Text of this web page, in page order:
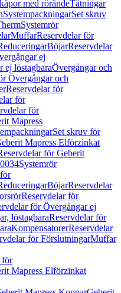
med rörändeTätningar
SystempackningarSet skruv
Systemrör
MuffarReservdelar för
BöjarReservdelar
ej
ej löstagbaraÖvergångar och
Övergångar och
Reservdelar för
för
för
Mapress
Set skruv för
Mapress Elförzinkat
för Geberit
Systemrör
BöjarReservdelar
Reservdelar för
för Övergångar ej
löstagbaraReservdelar för
KompensatorerReservdelar
för FörslutningarMuffar
för
Mapress Elförzinkat